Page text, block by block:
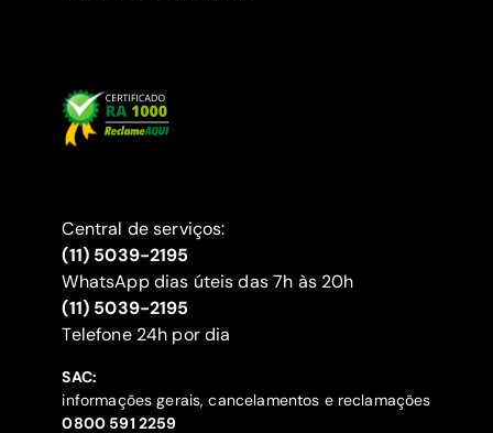
Central de serviços:
(11) 5039-2195
WhatsApp dias úteis das 7h às 20h
(11) 5039-2195
‍Telefone 24h por dia
SAC:
informações gerais, cancelamentos e reclamações
‍0800 591 2259